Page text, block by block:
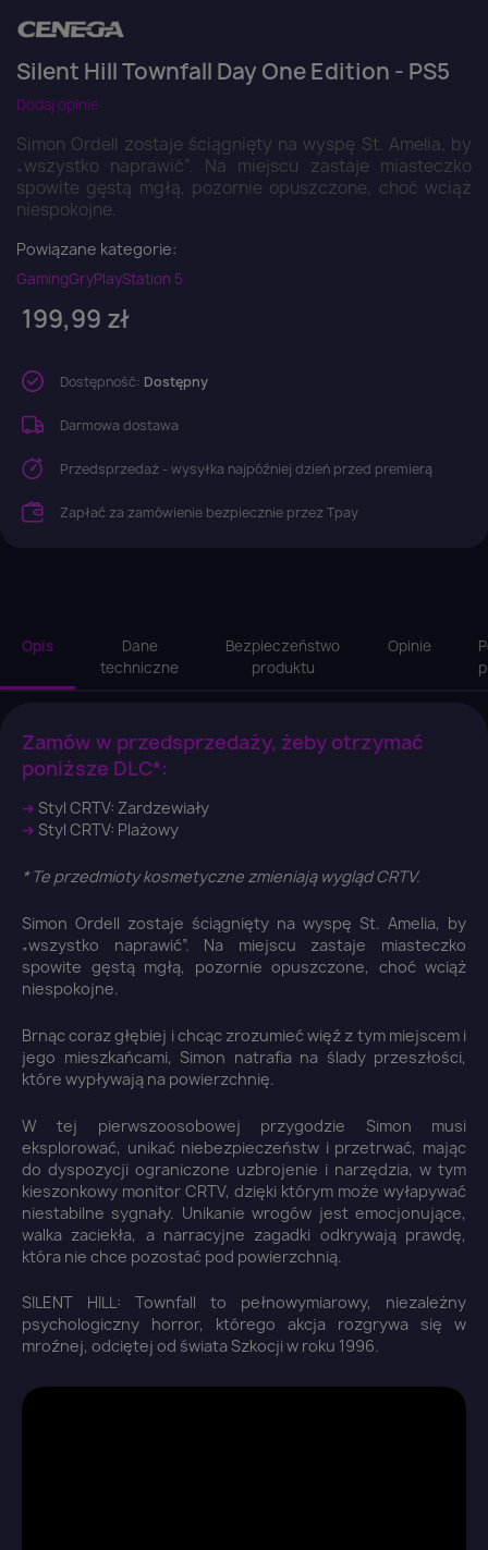
Silent Hill Townfall Day One Edition - PS5
Dodaj opinie
Simon Ordell zostaje ściągnięty na wyspę St. Amelia, by
„wszystko naprawić”. Na miejscu zastaje miasteczko
spowite gęstą mgłą, pozornie opuszczone, choć wciąż
niespokojne.
Powiązane kategorie:
GamingGryPlayStation 5
199,99 zł
Dostępność: Dostępny
Darmowa dostawa
Przedsprzedaż - wysyłka najpóźniej dzień przed premierą
Zapłać za zamówienie bezpiecznie przez Tpay
Opis
Dane
techniczne
Bezpieczeństwo
produktu
Opinie
Zamów w przedsprzedaży, żeby otrzymać
poniższe DLC*:
➜ Styl CRTV: Zardzewiały
➜ Styl CRTV: Plażowy
* Te przedmioty kosmetyczne zmieniają wygląd CRTV.
Simon Ordell zostaje ściągnięty na wyspę St. Amelia, by
„wszystko naprawić”. Na miejscu zastaje miasteczko
spowite gęstą mgłą, pozornie opuszczone, choć wciąż
niespokojne.
Brnąc coraz głębiej i chcąc zrozumieć więź z tym miejscem i
jego mieszkańcami, Simon natrafia na ślady przeszłości,
które wypływają na powierzchnię.
W tej pierwszoosobowej przygodzie Simon musi
eksplorować, unikać niebezpieczeństw i przetrwać, mając
do dyspozycji ograniczone uzbrojenie i narzędzia, w tym
kieszonkowy monitor CRTV, dzięki którym może wyłapywać
niestabilne sygnały. Unikanie wrogów jest emocjonujące,
walka zaciekła, a narracyjne zagadki odkrywają prawdę,
która nie chce pozostać pod powierzchnią.
SILENT HILL: Townfall to pełnowymiarowy, niezależny
psychologiczny horror, którego akcja rozgrywa się w
mroźnej, odciętej od świata Szkocji w roku 1996.